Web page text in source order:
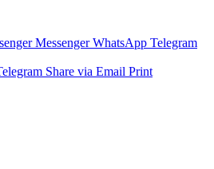
Messenger WhatsApp Telegram
Share via Email Print